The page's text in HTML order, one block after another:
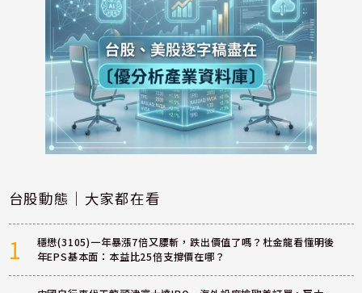
台股動態｜大家都在看
1
穩懋(3105)一年暴漲7倍又腰斬，跌出價值了嗎？杜金龍看懂明後
年EPS基本面：本益比25倍支撐價在哪？